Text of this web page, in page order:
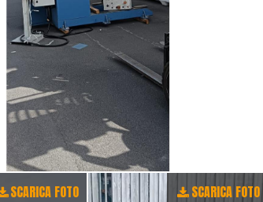
SCARICA FOTO SCARICA FOTO